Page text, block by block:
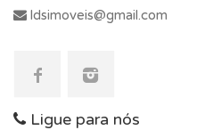
ldsimoveis@gmail.com
Ligue para nós